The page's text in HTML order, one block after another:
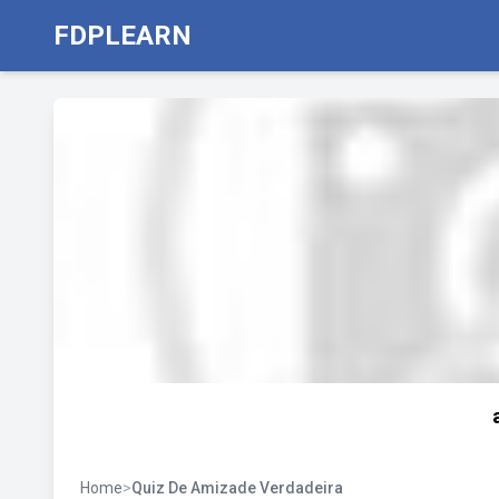
FDPLEARN
Home>Quiz De Amizade Verdadeira